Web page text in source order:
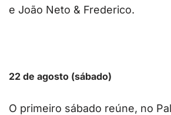
e João Neto & Frederico.
22 de agosto (sábado)
O primeiro sábado reúne, no